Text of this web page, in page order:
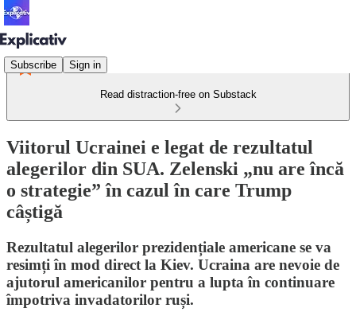
Subscribe Sign in
Read distraction-free on Substack
Viitorul Ucrainei e legat de rezultatul
alegerilor din SUA. Zelenski „nu are încă
o strategie” în cazul în care Trump
câștigă
Rezultatul alegerilor prezidențiale americane se va
resimți în mod direct la Kiev. Ucraina are nevoie de
ajutorul americanilor pentru a lupta în continuare
împotriva invadatorilor ruși.